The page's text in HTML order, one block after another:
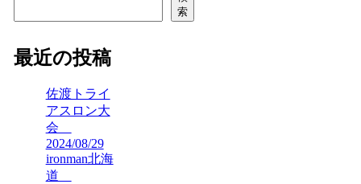
索
最近の投稿
佐渡トライ
アスロン大
会
2024/08/29
ironman北海
道